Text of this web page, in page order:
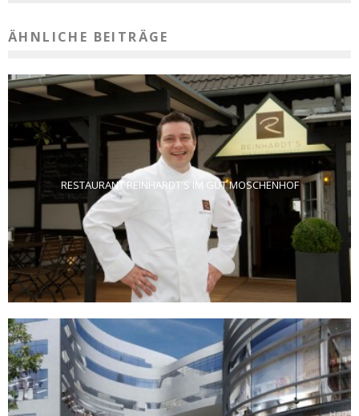
ÄHNLICHE BEITRÄGE
RESTAURANT REINHARDT'S IM GUT MOSCHENHOF